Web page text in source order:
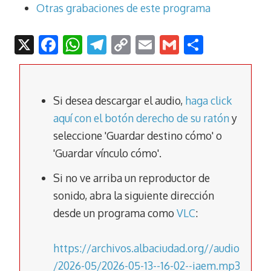
Otras grabaciones de este programa
X F
ac
b
o
o
k
W
h
s
A
p
p
T
el
gr
a
m
C
o
y
Li
n
k
E
m
l
G
m
l
o
p
ar
tir
Si desea descargar el audio, haga click
aquí con el botón derecho de su ratóny
seleccione 'Guardar destino cómo' o
'Guardar vínculo cómo'.
Si no ve arriba un reproductor de
sonido, abra la siguiente dirección
desde un programa como VLC:
https://archivos.albaciudad.org//audio
/2026-05/2026-05-13--16-02--iaem.mp3